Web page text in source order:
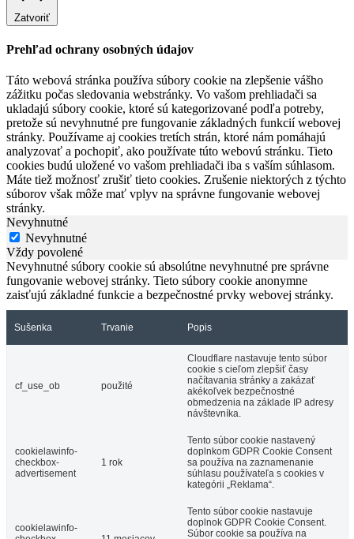
Zatvoriť
Prehľad ochrany osobných údajov
Táto webová stránka používa súbory cookie na zlepšenie vášho
zážitku počas sledovania webstránky. Vo vašom prehliadači sa
ukladajú súbory cookie, ktoré sú kategorizované podľa potreby,
pretože sú nevyhnutné pre fungovanie základných funkcií webovej
stránky. Používame aj cookies tretích strán, ktoré nám pomáhajú
analyzovať a pochopiť, ako používate túto webovú stránku. Tieto
cookies budú uložené vo vašom prehliadači iba s vaším súhlasom.
Máte tiež možnosť zrušiť tieto cookies. Zrušenie niektorých z týchto
súborov však môže mať vplyv na správne fungovanie webovej
stránky.
Nevyhnutné
Nevyhnutné
Vždy povolené
Nevyhnutné súbory cookie sú absolútne nevyhnutné pre správne
fungovanie webovej stránky. Tieto súbory cookie anonymne
zaisťujú základné funkcie a bezpečnostné prvky webovej stránky.
Sušenka Trvanie Popis
cf_use_ob použité
Cloudflare nastavuje tento súbor
cookie s cieľom zlepšiť časy
načítavania stránky a zakázať
akékoľvek bezpečnostné
obmedzenia na základe IP adresy
návštevníka.
cookielawinfo-
checkbox-
advertisement
1 rok
Tento súbor cookie nastavený
doplnkom GDPR Cookie Consent
sa používa na zaznamenanie
súhlasu používateľa s cookies v
kategórii „Reklama“.
cookielawinfo-
Tento súbor cookie nastavuje
doplnok GDPR Cookie Consent.
Súbor cookie sa používa na